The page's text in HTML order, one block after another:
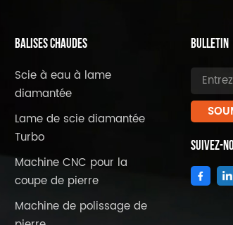
Balises Chaudes
Scie à eau à lame
diamantée
Lame de scie diamantée
Turbo
Machine CNC pour la
coupe de pierre
Machine de polissage de
BULLETIN
Suivez-